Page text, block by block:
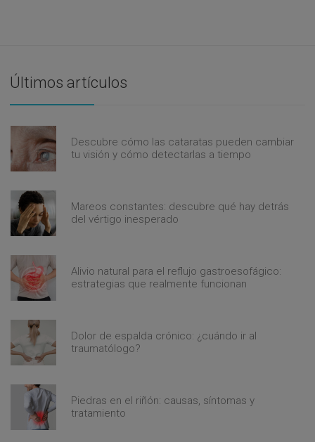
Últimos artículos
Descubre cómo las cataratas pueden cambiar
tu visión y cómo detectarlas a tiempo
Mareos constantes: descubre qué hay detrás
del vértigo inesperado
Alivio natural para el reflujo gastroesofágico:
estrategias que realmente funcionan
Dolor de espalda crónico: ¿cuándo ir al
traumatólogo?
Piedras en el riñón: causas, síntomas y
tratamiento